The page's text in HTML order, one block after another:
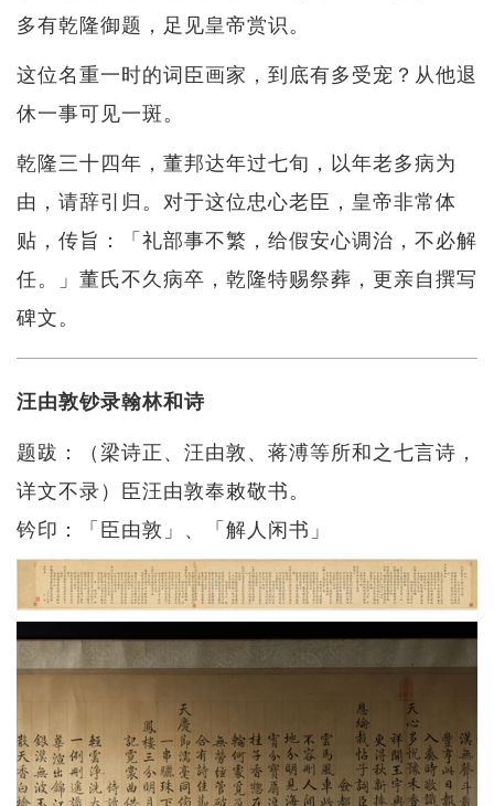
多有乾隆御题，足见皇帝赏识。
这位名重一时的词臣画家，到底有多受宠？从他退
休一事可见一斑。
乾隆三十四年，董邦达年过七旬，以年老多病为
由，请辞引归。对于这位忠心老臣，皇帝非常体
贴，传旨：「礼部事不繁，给假安心调治，不必解
任。」董氏不久病卒，乾隆特赐祭葬，更亲自撰写
碑文。
汪由敦钞录翰林和诗
题跋：（梁诗正、汪由敦、蒋溥等所和之七言诗，
详文不录）臣汪由敦奉敕敬书。
钤印：「臣由敦」、「解人闲书」